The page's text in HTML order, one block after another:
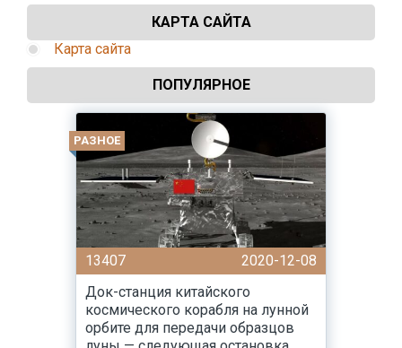
КАРТА САЙТА
Карта сайта
ПОПУЛЯРНОЕ
РАЗНОЕ
13407
2020-12-08
Док-станция китайского
космического корабля на лунной
орбите для передачи образцов